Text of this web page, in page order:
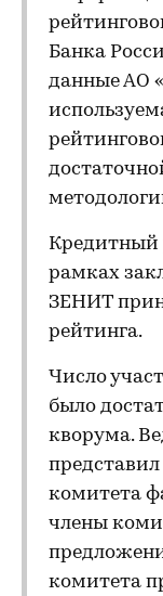
Банка
данные АО
Кредитный
рамках
ЗЕНИТ
рейтинга.
Число
было
кворума.
комитета
члены
комитета